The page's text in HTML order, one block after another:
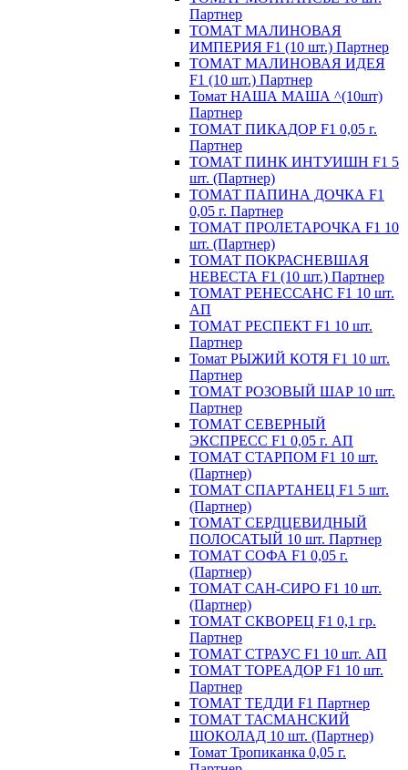
Партнер
ТОМАТ МАЛИНОВАЯ
ИМПЕРИЯ F1 (10 шт.) Партнер
ТОМАТ МАЛИНОВАЯ ИДЕЯ
F1 (10 шт.) Партнер
Томат НАША МАША ^(10шт)
Партнер
ТОМАТ ПИКАДОР F1 0,05 г.
Партнер
ТОМАТ ПИНК ИНТУИШН F1 5
шт. (Партнер)
ТОМАТ ПАПИНА ДОЧКА F1
0,05 г. Партнер
ТОМАТ ПРОЛЕТАРОЧКА F1 10
шт. (Партнер)
ТОМАТ ПОКРАСНЕВШАЯ
НЕВЕСТА F1 (10 шт.) Партнер
ТОМАТ РЕНЕССАНС F1 10 шт.
АП
ТОМАТ РЕСПЕКТ F1 10 шт.
Партнер
Томат РЫЖИЙ КОТЯ F1 10 шт.
Партнер
ТОМАТ РОЗОВЫЙ ШАР 10 шт.
Партнер
ТОМАТ СЕВЕРНЫЙ
ЭКСПРЕСС F1 0,05 г. АП
ТОМАТ СТАРПОМ F1 10 шт.
(Партнер)
ТОМАТ СПАРТАНЕЦ F1 5 шт.
(Партнер)
ТОМАТ СЕРДЦЕВИДНЫЙ
ПОЛОСАТЫЙ 10 шт. Партнер
ТОМАТ СОФА F1 0,05 г.
(Партнер)
ТОМАТ САН-СИРО F1 10 шт.
(Партнер)
ТОМАТ СКВОРЕЦ F1 0,1 гр.
Партнер
ТОМАТ СТРАУС F1 10 шт. АП
ТОМАТ ТОРЕАДОР F1 10 шт.
Партнер
ТОМАТ ТЕДДИ F1 Партнер
ТОМАТ ТАСМАНСКИЙ
ШОКОЛАД 10 шт. (Партнер)
Томат Тропиканка 0,05 г.